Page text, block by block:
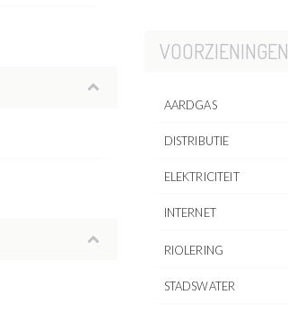
VOORZIENINGEN
AARDGAS
DISTRIBUTIE
ELEKTRICITEIT
INTERNET
RIOLERING
STADSWATER